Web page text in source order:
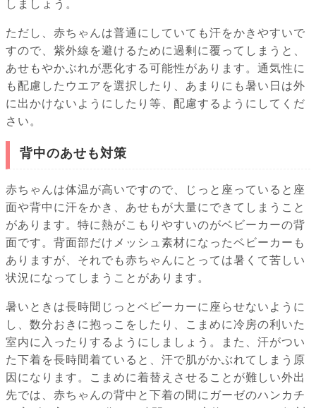
しましょう。
ただし、赤ちゃんは普通にしていても汗をかきやすいで
すので、紫外線を避けるために過剰に覆ってしまうと、
あせもやかぶれが悪化する可能性があります。通気性に
も配慮したウエアを選択したり、あまりにも暑い日は外
に出かけないようにしたり等、配慮するようにしてくだ
さい。
背中のあせも対策
赤ちゃんは体温が高いですので、じっと座っていると座
面や背中に汗をかき、あせもが大量にできてしまうこと
があります。特に熱がこもりやすいのがベビーカーの背
面です。背面部だけメッシュ素材になったベビーカーも
ありますが、それでも赤ちゃんにとっては暑くて苦しい
状況になってしまうことがあります。
暑いときは長時間じっとベビーカーに座らせないように
し、数分おきに抱っこをしたり、こまめに冷房の利いた
室内に入ったりするようにしましょう。また、汗がつい
た下着を長時間着ていると、汗で肌がかぶれてしまう原
因になります。こまめに着替えさせることが難しい外出
先では、赤ちゃんの背中と下着の間にガーゼのハンカチ